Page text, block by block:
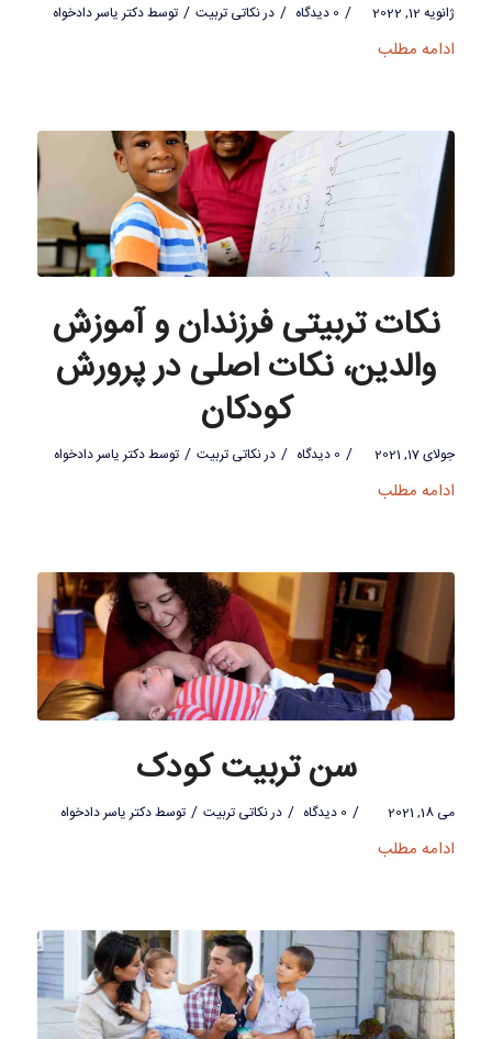
ژانویه 12, 2022 / 0 دیدگاه / درنکاتی تربیت / توسطدکتر یاسر دادخواه
ادامه مطلب
نکات تربیتی فرزندان و آموزش
والدین، نکات اصلی در پرورش
کودکان
جولای 17, 2021 / 0 دیدگاه / درنکاتی تربیت / توسطدکتر یاسر دادخواه
ادامه مطلب
سن تربیت کودک
می 18, 2021 / 0 دیدگاه / درنکاتی تربیت / توسطدکتر یاسر دادخواه
ادامه مطلب